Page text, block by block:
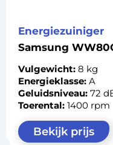
Energiezuiniger
Samsung
Vulgewicht: 8 kg
Energieklasse: A
Geluidsniveau: 72
Toerental: 1400 rpm
Bekijk prijs